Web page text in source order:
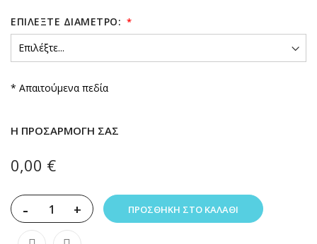
ΕΠΙΛΈΞΤΕ ΔΙΆΜΕΤΡΟ:
* Απαιτούμενα πεδία
Η ΠΡΟΣΑΡΜΟΓΉ ΣΑΣ
0,00 €
- + ΠΡΟΣΘΉΚΗ ΣΤΟ ΚΑΛΆΘΙ